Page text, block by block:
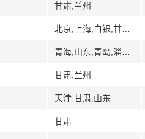
甘肃,兰州
甘肃,兰州
天津,甘肃,山东
甘肃